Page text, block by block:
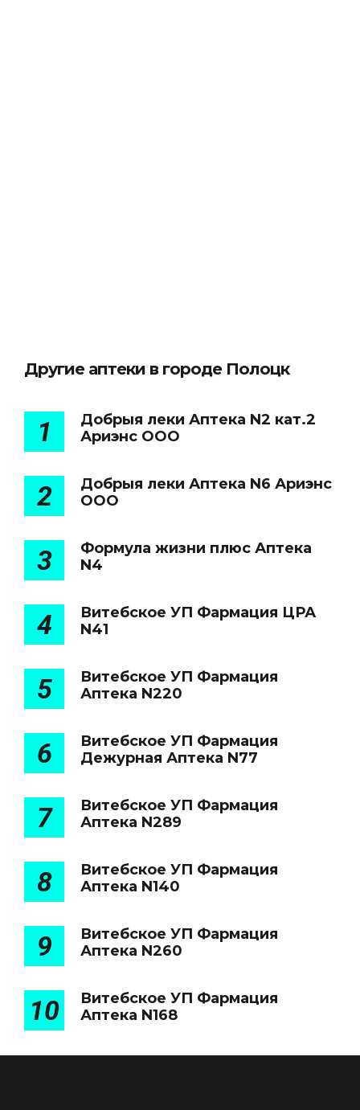
Другие аптеки в городе Полоцк
1
Добрыя леки Аптека N2 кат.2
Ариэнс ООО
2
Добрыя леки Аптека N6 Ариэнс
ООО
3
Формула жизни плюс Аптека
N4
4
Витебское УП Фармация ЦРА
N41
5
Витебское УП Фармация
Аптека N220
6
Витебское УП Фармация
Дежурная Аптека N77
7
Витебское УП Фармация
Аптека N289
8
Витебское УП Фармация
Аптека N140
9
Витебское УП Фармация
Аптека N260
10
Витебское УП Фармация
Аптека N168